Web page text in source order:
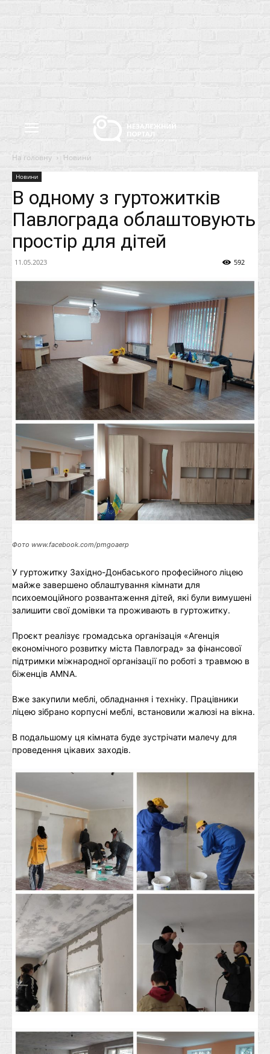
На головну Новини
Новини
В одному з гуртожитків
Павлограда облаштовують
простір для дітей
11.05.2023 592
Фото www.facebook.com/pmgoaerp
У гуртожитку Західно-Донбаського професійного ліцею
майже завершено облаштування кімнати для
психоемоційного розвантаження дітей, які були вимушені
залишити свої домівки та проживають в гуртожитку.
Проєкт реалізує громадська організація «Агенція
економічного розвитку міста Павлоград» за фінансової
підтримки міжнародної організації по роботі з травмою в
біженців AMNA.
Вже закупили меблі, обладнання і техніку. Працівники
ліцею зібрано корпусні меблі, встановили жалюзі на вікна.
В подальшому ця кімната буде зустрічати малечу для
проведення цікавих заходів.